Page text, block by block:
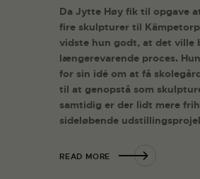
Da Jytte Høy fik til opgave
fire skulpturer til
vidste hun godt, at det ville
længerevarende proces.
for sin idé om at få
til at genopstå som
samtidig er der lidt mere
sideløbende
READ MORE